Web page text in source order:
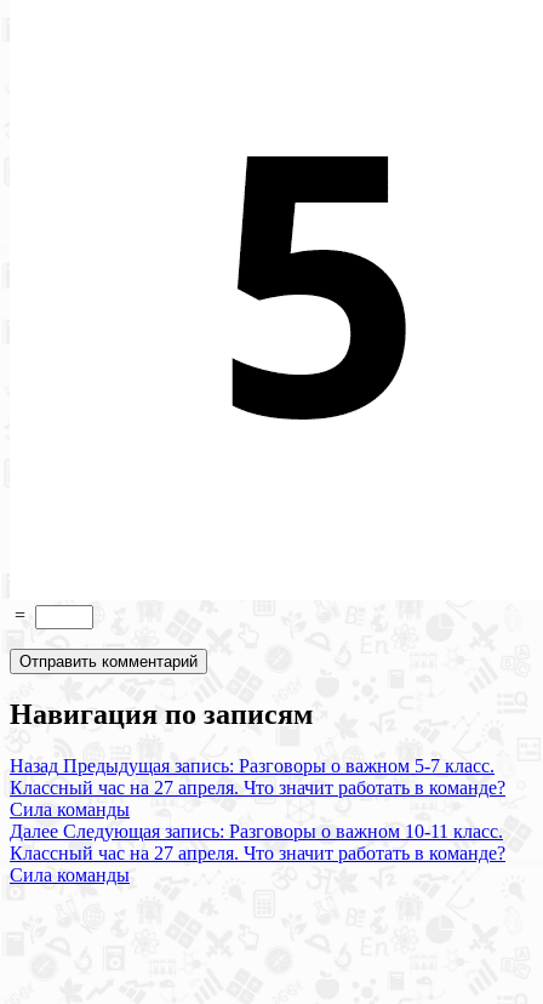
=
Навигация по записям
Назад Предыдущая запись: Разговоры о важном 5-7 класс.
Классный час на 27 апреля. Что значит работать в команде?
Сила команды
Далее Следующая запись: Разговоры о важном 10-11 класс.
Классный час на 27 апреля. Что значит работать в команде?
Сила команды